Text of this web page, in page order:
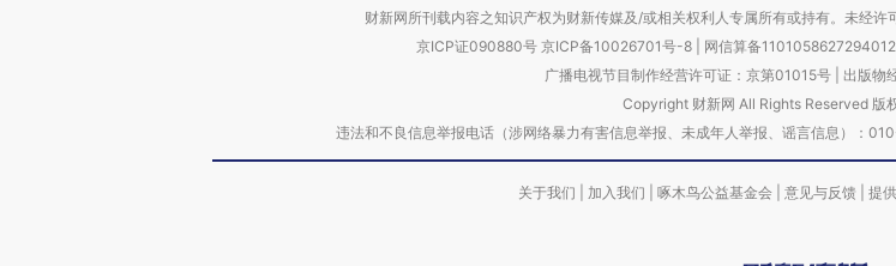
财新网所刊载内容之知识产权为财新传媒及/或相关权利人专属所有或持有。未经许
京ICP证090880号 京ICP备10026701号-8 网信算备
广播电视节目制作经营许可证：京第01015号| 出版物
Copyright 财新网 All Rights Reserved 版
违法和不良信息举报电话（涉网络暴力有害信息举报、未成年人举报、谣言信息）
关于我们 加入我们 啄木鸟公益基金会 意见与反馈 提